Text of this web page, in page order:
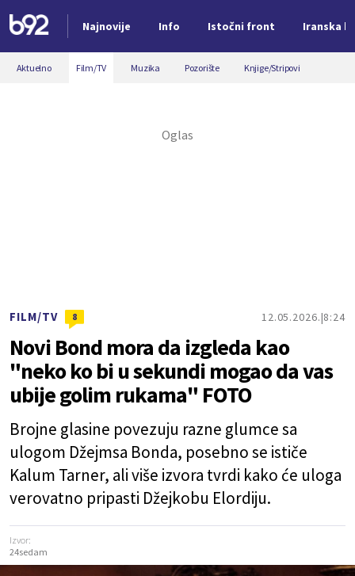
Najnovije Info Istočni front Iranska
Nova vest
Aktuelno Film/TV Muzika Pozorište Knjige/Stripovi
FILM/TV 8 12.05.2026. 8:24
Novi Bond mora da izgleda kao
"neko ko bi u sekundi mogao da vas
ubije golim rukama" FOTO
Brojne glasine povezuju razne glumce sa
ulogom Džejmsa Bonda, posebno se ističe
Kalum Tarner, ali više izvora tvrdi kako će uloga
verovatno pripasti Džejkobu Elordiju.
Izvor:
24sedam